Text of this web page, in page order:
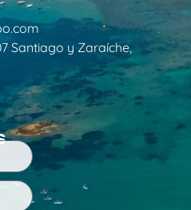
Santiago y Zaraíche,